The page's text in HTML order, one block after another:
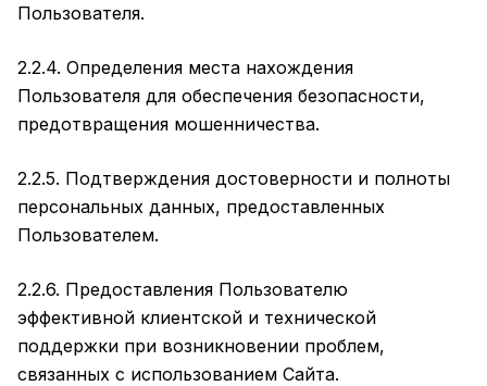
Пользователя.
2.2.4. Определения места нахождения
Пользователя для обеспечения безопасности,
предотвращения мошенничества.
2.2.5. Подтверждения достоверности и полноты
персональных данных, предоставленных
Пользователем.
2.2.6. Предоставления Пользователю
эффективной клиентской и технической
поддержки при возникновении проблем,
связанных с использованием Сайта.